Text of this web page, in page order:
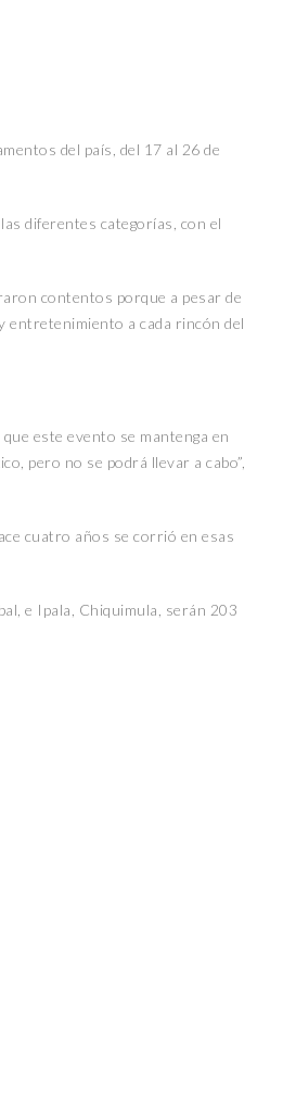
del país, del 17 al 26 de
diferentes categorías, con el
contentos porque a pesar de
entretenimiento a cada rincón del
este evento se mantenga en
pero no se podrá llevar a cabo”,
cuatro años se corrió en esas
e Ipala, Chiquimula, serán 203